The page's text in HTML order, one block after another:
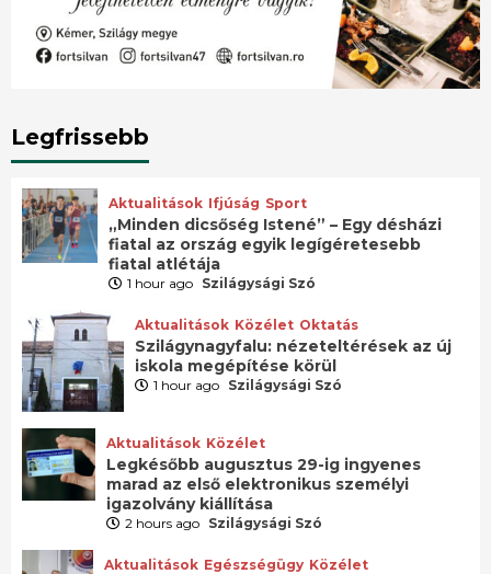
Legfrissebb
Aktualitások Ifjúság Sport
„Minden dicsőség Istené” – Egy désházi
fiatal az ország egyik legígéretesebb
fiatal atlétája
1 hour ago Szilágysági Szó
Aktualitások Közélet Oktatás
Szilágynagyfalu: nézeteltérések az új
iskola megépítése körül
1 hour ago Szilágysági Szó
Aktualitások Közélet
Legkésőbb augusztus 29-ig ingyenes
marad az első elektronikus személyi
igazolvány kiállítása
2 hours ago Szilágysági Szó
Aktualitások Egészségügy Közélet